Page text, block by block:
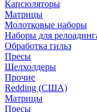
Капсюляторы
Матрицы
Молотковые наборы
Наборы для
Обработка гильз
Пресы
Шелхолдеры
Прочие
Redding (США)
Матрицы
Пресы